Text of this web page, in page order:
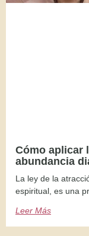
Cómo aplicar
abundancia
La ley de la
espiritual, es una
Leer Más